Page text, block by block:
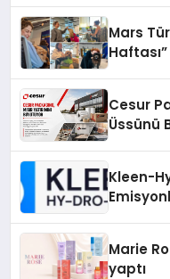
Mars
Haftası”
Cesur
Üssünü
Kleen-
Marie
yaptı